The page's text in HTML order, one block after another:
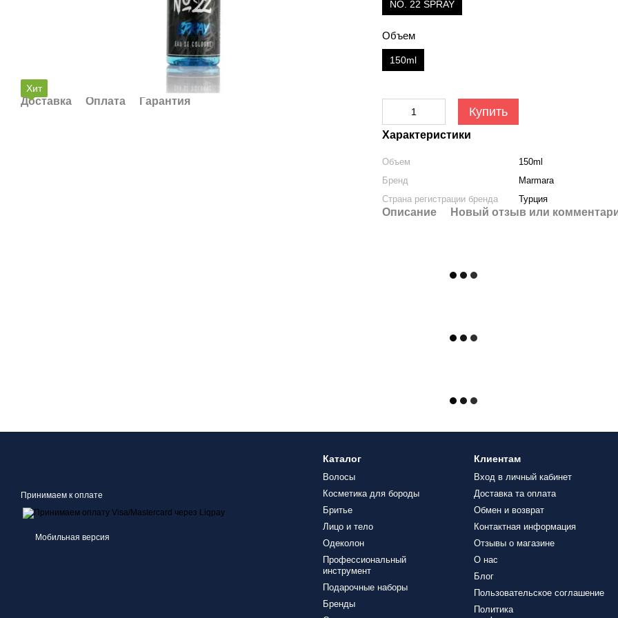
Хит
Доставка Оплата Гарантия
NO. 22 SPRAY
Объем
150ml
Купить
Характеристики
Объем
150ml
Бренд
Marmara
Страна регистрации бренда
Турция
Описание Новый отзыв или
Принимаем к оплате
Мобильная версия
Каталог
Волосы
Косметика для бороды
Бритье
Лицо и тело
Одеколон
Профессиональный
инструмент
Подарочные наборы
Бренды
Клиентам
Вход в личный кабинет
Доставка та оплата
Обмен и возврат
Контактная информация
Отзывы о магазине
О нас
Блог
Пользовательское соглашение
Политика